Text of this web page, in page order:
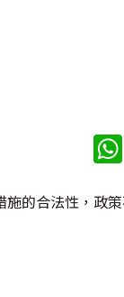
的合法性，政